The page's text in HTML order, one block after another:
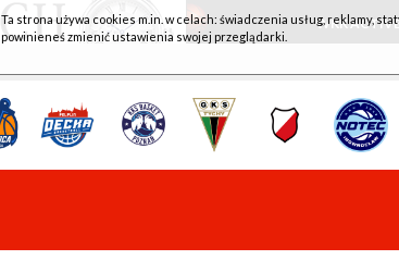
WKK
Ta strona używa cookies m.in. w celach: świadczenia usług, reklamy,
powinieneś zmienić ustawienia swojej przeglądarki.